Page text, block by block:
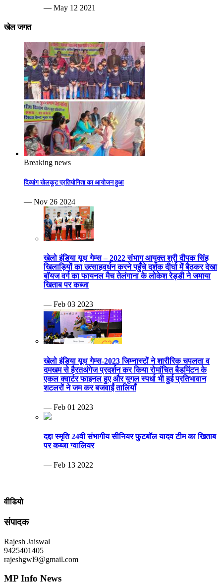
— May 12 2021
खेल जगत
Breaking news
दिव्यांग खेलकूट प्रतियोगिता का आयोजन हुआ
— Nov 26 2024
खेलो इंडिया यूथ गेम्स – 2022 संभाग आयुक्त श्री दीपक सिंह
खिलाड़ियों का उत्साहवर्धन करने पहुँचे दर्शक दीर्घा में बैठकर देखा
बॉयज वर्ग का फायनल मैच तेलंगाना के लोकेश रेड्डी ने जमाया
खिताब पर कब्जा
— Feb 03 2023
खेलो इंडिया यूथ गेम्स-2023 जिम्नास्टों ने शारीरिक चपलता व
दमखम से हैरतअंगेज प्रदर्शन कर किया रोमांचित बैडमिंटन के
एकल क्वार्टर फाइनल हुए और युगल स्पर्धा भी हुई प्रतिभावान
शटलरों ने जम कर बजवाईं तालियाँ
— Feb 01 2023
दद्दा स्मृति 24वी संभागीय सीनियर फुटबॉल यादव टीम का खिताब
पर कब्जा ग्वालियर
— Feb 13 2022
वीडियो
संपादक
Rajesh Jaiswal
9425401405
rajeshgwl9@gmail.com
MP Info News